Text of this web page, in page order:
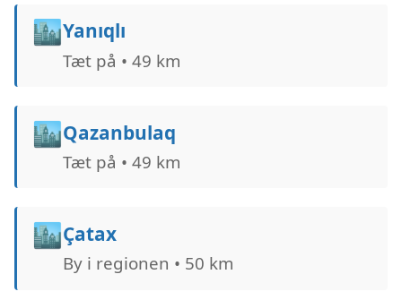
🏙️Yanıqlı
Tæt på • 49 km
🏙️Qazanbulaq
Tæt på • 49 km
🏙️Çatax
By i regionen • 50 km